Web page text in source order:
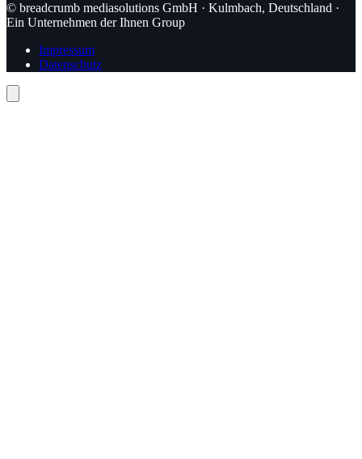
© breadcrumb mediasolutions GmbH · Kulmbach, Deutschland ·
Ein Unternehmen der Ihnen Group
Impressum
Datenschutz